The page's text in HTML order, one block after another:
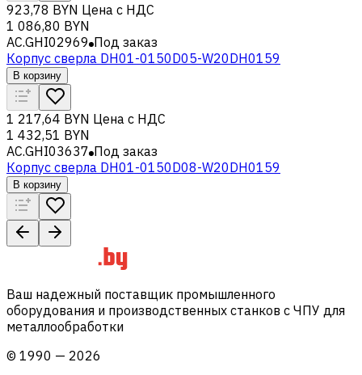
923,78 BYN Цена с НДС
1 086,80 BYN
AC.GHI02969 Под заказ
Корпус сверла DH01-0150D05-W20DH0159
В корзину
1 217,64 BYN Цена с НДС
1 432,51 BYN
AC.GHI03637 Под заказ
Корпус сверла DH01-0150D08-W20DH0159
В корзину
Ваш надежный поставщик промышленного
оборудования и производственных станков с ЧПУ для
металлообработки
© 1990 — 2026